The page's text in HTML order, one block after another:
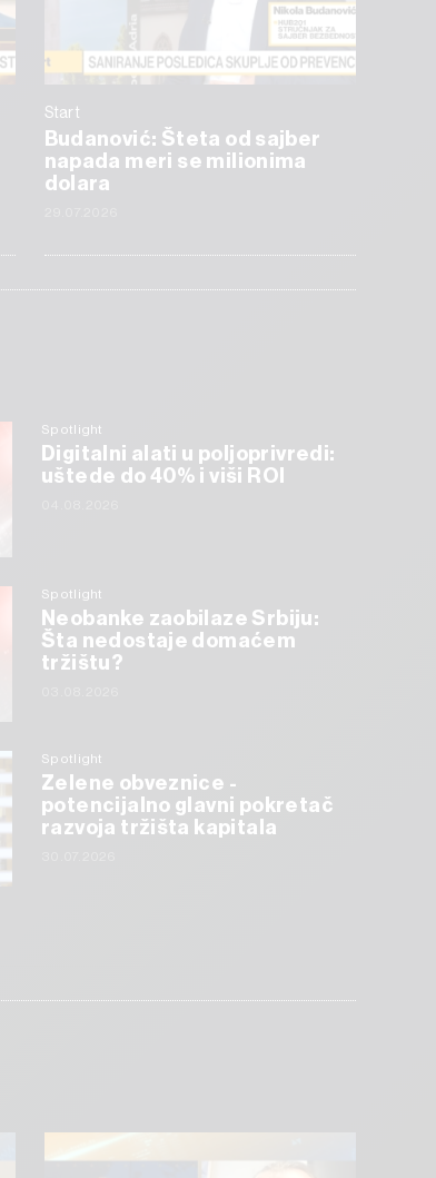
Start
Budanović: Šteta od sajber
napada meri se milionima
dolara
Spotlight
Digitalni alati u poljoprivredi:
uštede do 40% i viši ROI
Spotlight
Neobanke zaobilaze Srbiju:
Šta nedostaje domaćem
tržištu?
Spotlight
Zelene obveznice -
potencijalno glavni pokretač
razvoja tržišta kapitala